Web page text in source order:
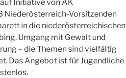
Initiative von AK
Niederösterreich-Vorsitzenden
in die niederösterreichischen
Umgang mit Gewalt und
– die Themen sind vielfältig
Das Angebot ist für Jugendliche